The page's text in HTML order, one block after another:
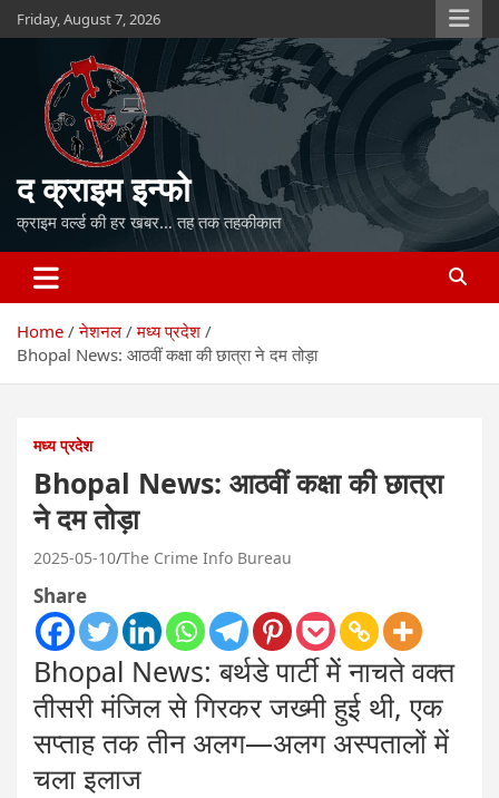
Skip
to
Friday, August 7, 2026
द क्राइम इन्फो
क्राइम वर्ल्ड की हर खबर… तह तक तहकीकात
Home नेशनल
मध्य प्रदेश
Bhopal News: आठवीं कक्षा की छात्रा ने दम तोड़ा
मध्य प्रदेश
Bhopal News: आठवीं कक्षा की छात्रा
ने दम तोड़ा
2025-05-10 The Crime Info Bureau
Share
Bhopal News: बर्थडे पार्टी मेें नाचते वक्त
तीसरी मंजिल से गिरकर जख्मी हुई थी, एक
सप्ताह तक तीन अलग—अलग अस्पतालों में
चला इलाज